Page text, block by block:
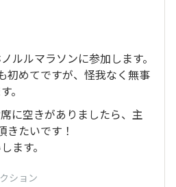
ルルマラソンに参加します。
初めてですが、怪我なく無事
。
に空きがありましたら、主
きたいです！
ます。
ション